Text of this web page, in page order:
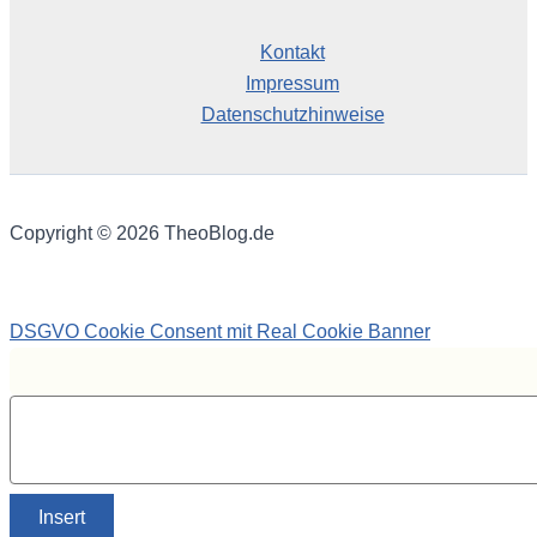
Kontakt
Impressum
Datenschutzhinweise
Copyright © 2026 TheoBlog.de
DSGVO Cookie Consent mit Real Cookie Banner
Insert